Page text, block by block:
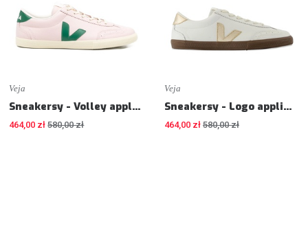
Veja
Sneakersy - Volley appliqué sneakers - Sneakers
464,00 zł 580,00 zł
Veja
Sneakersy - Logo appliqué leather sneakers - Sneakers
464,00 zł 580,00 zł